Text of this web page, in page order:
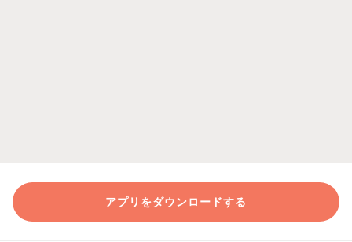
アプリをダウンロードする